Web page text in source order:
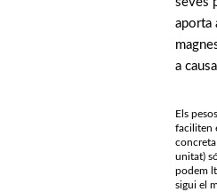
aporta
a
Els
faciliten
unitat)
podem
sigui el